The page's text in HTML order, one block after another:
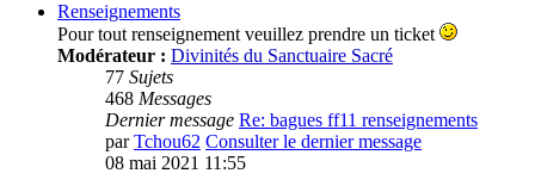
Renseignements
Pour tout renseignement veuillez prendre un ticket
Modérateur : Divinités du Sanctuaire Sacré
77 Sujets
468 Messages
Dernier message Re: bagues ff11 renseignements
parTchou62 Consulter le dernier message
08 mai 2021 11:55